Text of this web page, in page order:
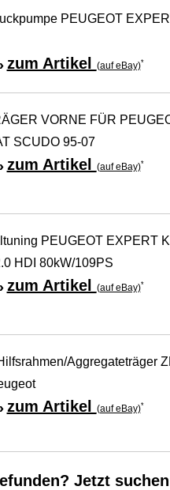
PEUGEOT
zum Artikel (auf eBay)*
VORNE FÜR
SCUDO 95-07
zum Artikel (auf eBay)*
PEUGEOT EXPERT
HDI 80kW/109PS
zum Artikel (auf eBay)*
Aggregateträger
zum Artikel (auf eBay)*
Jetzt